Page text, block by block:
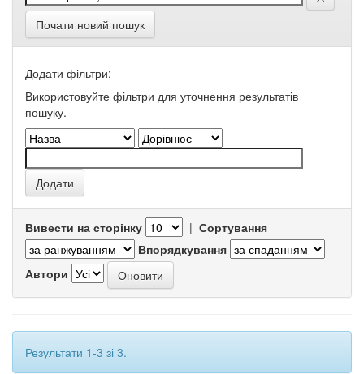
Почати новий пошук
Додати фільтри:
Використовуйте фільтри для уточнення результатів
пошуку.
Вивести на сторінку | Сортування
Впорядкування
Автори
Результати 1-3 зі 3.